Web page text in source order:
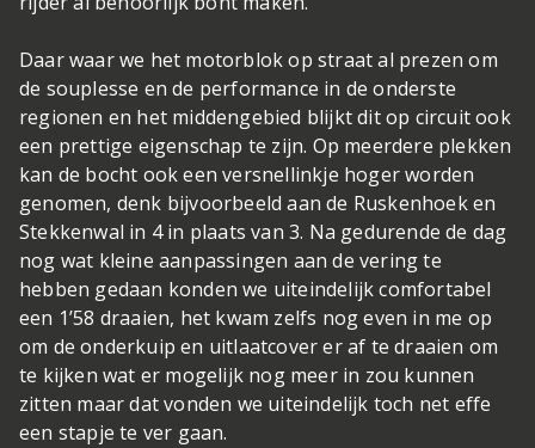
Daar waar we het motorblok op straat al prezen om
de souplesse en de performance in de onderste
regionen en het middengebied blijkt dit op circuit ook
een prettige eigenschap te zijn. Op meerdere plekken
kan de bocht ook een versnellinkje hoger worden
genomen, denk bijvoorbeeld aan de Ruskenhoek en
Stekkenwal in 4 in plaats van 3. Na gedurende de dag
nog wat kleine aanpassingen aan de vering te
hebben gedaan konden we uiteindelijk comfortabel
een 1’58 draaien, het kwam zelfs nog even in me op
om de onderkuip en uitlaatcover er af te draaien om
te kijken wat er mogelijk nog meer in zou kunnen
zitten maar dat vonden we uiteindelijk toch net effe
een stapje te ver gaan.